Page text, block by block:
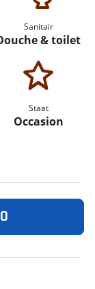
Sanitair
& toilet
Staat
Occasion